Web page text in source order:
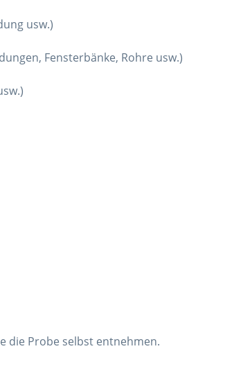
usw.)
Fensterbänke, Rohre usw.)
die Probe selbst entnehmen.